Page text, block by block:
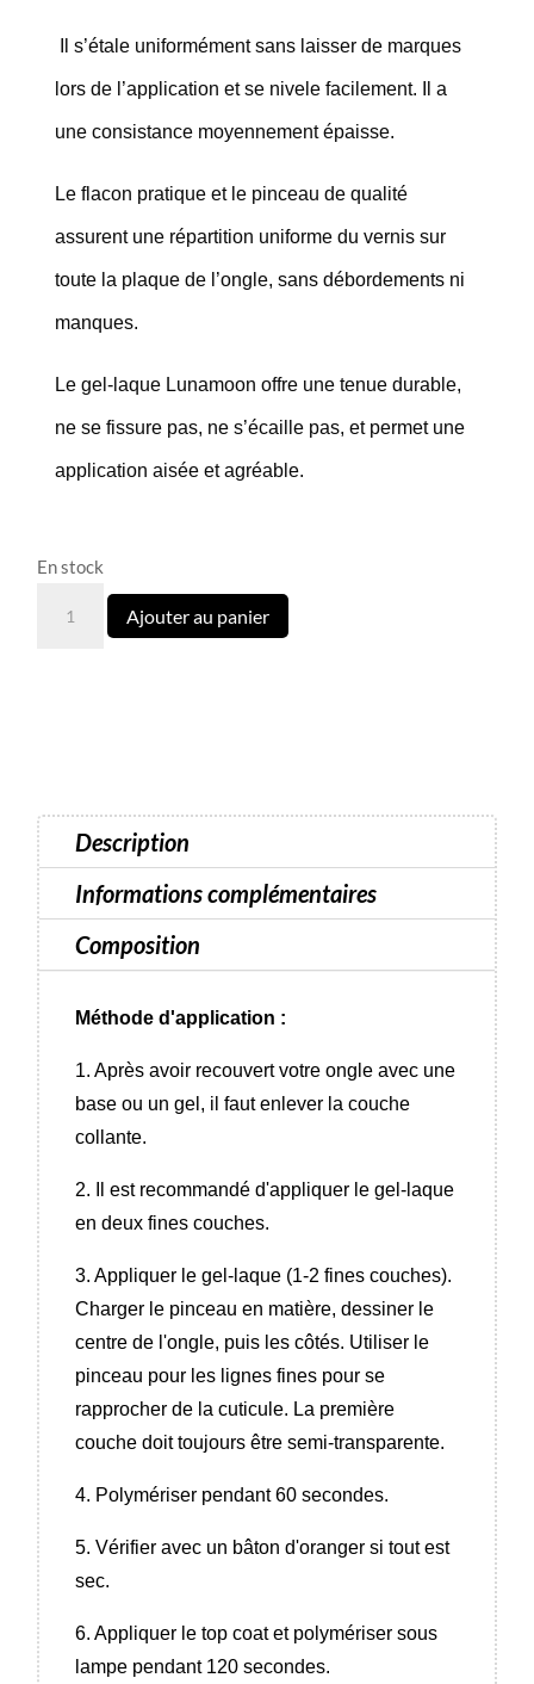
9,99€.6,00€.
Il s’étale uniformément sans laisser de marques
lors de l’application et se nivele facilement. Il a
une consistance moyennement épaisse.
Le flacon pratique et le pinceau de qualité
assurent une répartition uniforme du vernis sur
toute la plaque de l’ongle, sans débordements ni
manques.
Le gel-laque Lunamoon offre une tenue durable,
ne se fissure pas, ne s’écaille pas, et permet une
application aisée et agréable.
En stock
Color
-
13
ml
Ajouter au panier
Description
Informations complémentaires
Composition
Méthode d'application :
1. Après avoir recouvert votre ongle avec une
base ou un gel, il faut enlever la couche
collante.
2. Il est recommandé d'appliquer le gel-laque
en deux fines couches.
3. Appliquer le gel-laque (1-2 fines couches).
Charger le pinceau en matière, dessiner le
centre de l'ongle, puis les côtés. Utiliser le
pinceau pour les lignes fines pour se
rapprocher de la cuticule. La première
couche doit toujours être semi-transparente.
4. Polymériser pendant 60 secondes.
5. Vérifier avec un bâton d'oranger si tout est
sec.
6. Appliquer le top coat et polymériser sous
lampe pendant 120 secondes.